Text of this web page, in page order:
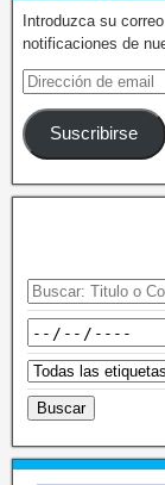
Introduzca su
notificaciones de
Suscribirse